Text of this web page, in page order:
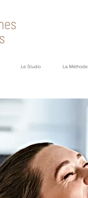
Le Studio La Méthode